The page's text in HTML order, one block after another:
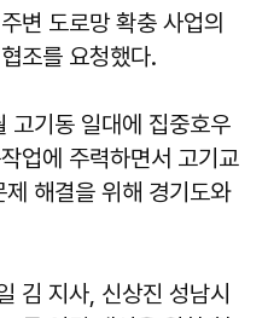
변 도로망 확충 사업의
조를 요청했다.
기동 일대에 집중호우
업에 주력하면서 고기교
해결을 위해 경기도와
김 지사, 신상진 성남시